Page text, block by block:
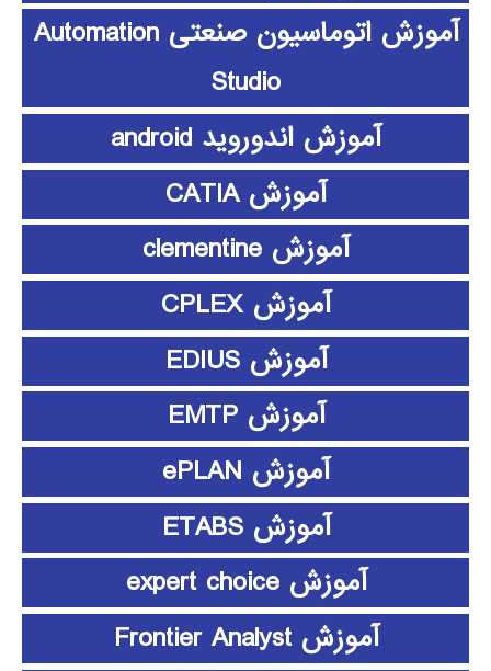
آموزش اتوماسیون صنعتی Automation
Studio
آموزش اندوروید android
آموزش CATIA
آموزش clementine
آموزش CPLEX
آموزش EDIUS
آموزش EMTP
آموزش ePLAN
آموزش ETABS
آموزش expert choice
آموزش Frontier Analyst